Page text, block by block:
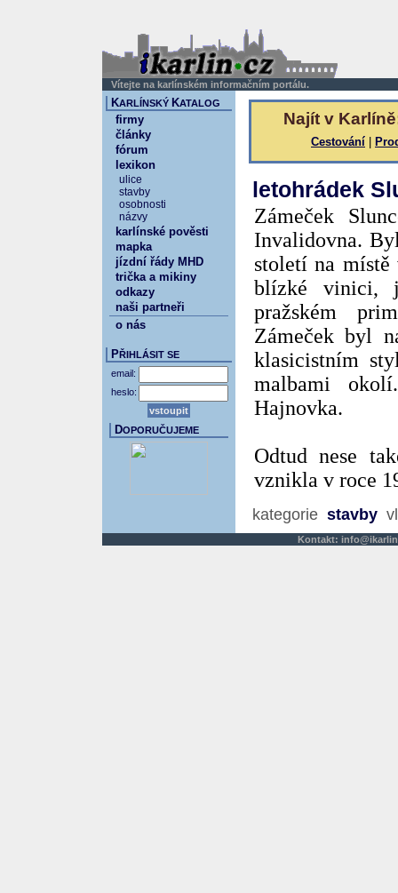
Vítejte na karlínském informačním portálu.
Najít v
Cestování
letohrádek
Zámeček
Invalidovna.
století na
blízké vinici,
pražském
Zámeček byl
klasicistním
malbami
Hajnovka.
Odtud nese
vznikla v roce
kategorie stavby
KARLÍNSKÝ KATALOG
firmy
články
fórum
lexikon
ulice
stavby
osobnosti
názvy
karlínské pověsti
mapka
jízdní řády MHD
trička a mikiny
odkazy
naši partneři
o nás
PŘIHLÁSIT SE
email:
heslo:
DOPORUČUJEME
Kontakt: